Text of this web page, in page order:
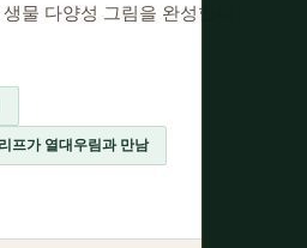
물 다양성 그림을 완성합니
프가 열대우림과 만남